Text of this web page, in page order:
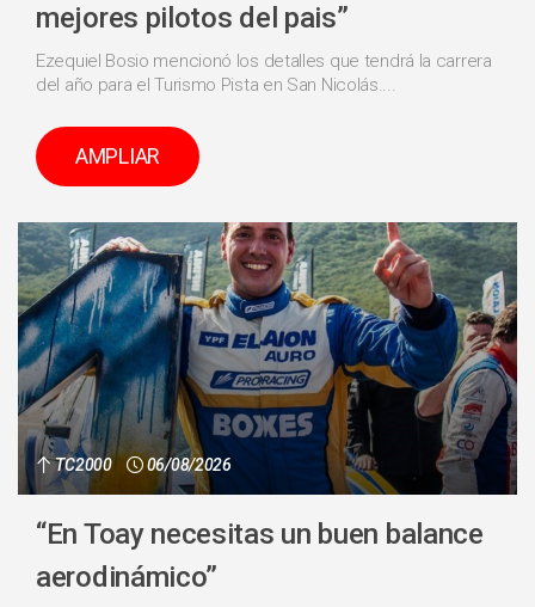
mejores pilotos del pais”
Ezequiel Bosio mencionó los detalles que tendrá la carrera
del año para el Turismo Pista en San Nicolás....
AMPLIAR
TC2000 06/08/2026
“En Toay necesitas un buen balance
aerodinámico”